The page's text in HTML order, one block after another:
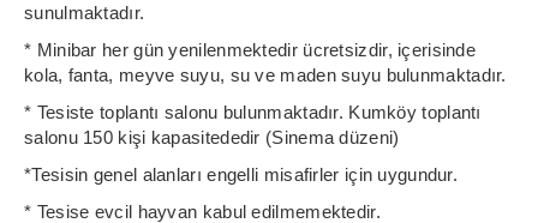
sunulmaktadır.
* Minibar her gün yenilenmektedir ücretsizdir, içerisinde
kola, fanta, meyve suyu, su ve maden suyu bulunmaktadır.
* Tesiste toplantı salonu bulunmaktadır. Kumköy toplantı
salonu 150 kişi kapasitededir (Sinema düzeni)
*Tesisin genel alanları engelli misafirler için uygundur.
* Tesise evcil hayvan kabul edilmemektedir.